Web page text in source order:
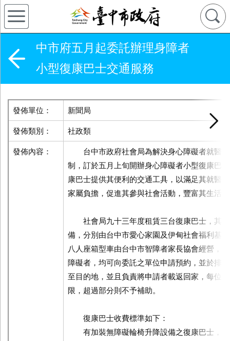
中市府五月起委託辦理身障者
小型復康巴士交通服務
發佈單位： 新聞局
發佈類別： 社政類
發佈內容：
台中市政府社會局為解決身心障礙者就醫或
制，訂於五月上旬開辦身心障礙者小型復康巴
康巴士提供其便利的交通工具，以滿足其就醫
家屬負擔，促進其參與社會活動，豐富其生活。
社會局九十三年度租賃三台復康巴士，其中
備，分別由台中市愛心家園及伊甸社會福利基
八人座箱型車由台中市智障者家長協會經營，
障礙者，均可向委託之單位申請預約，並於排
至目的地，並且負責將申請者載返回家，每位
限，超過部分則不予補助。
復康巴士收費標準如下：
有加裝無障礙輪椅升降設備之復康巴士，接